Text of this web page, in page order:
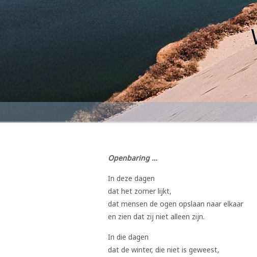
Openbaring …
In deze dagen
dat het zomer lijkt,
dat mensen de ogen opslaan naar elkaar
en zien dat zij niet alleen zijn.
In die dagen
dat de winter, die niet is geweest,